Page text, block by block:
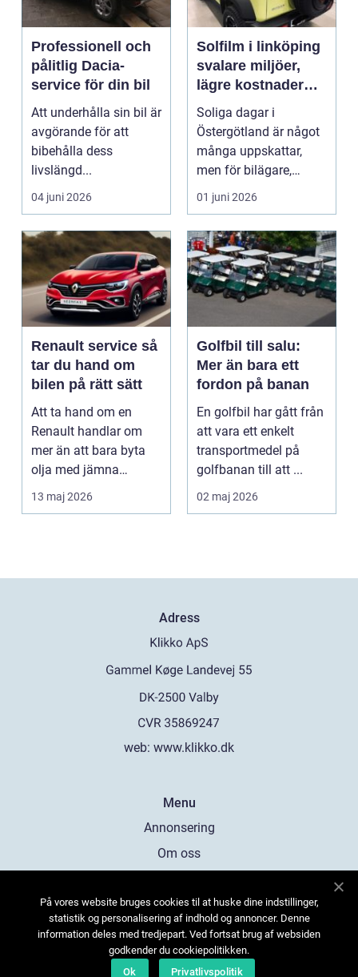
Professionell och
pålitlig Dacia-
service för din bil
Att underhålla sin bil är
avgörande för att
bibehålla dess
livslängd...
04 juni 2026
Solfilm i linköping
svalare miljöer,
lägre kostnader
och bättre komfort
Soliga dagar i
Östergötland är något
många uppskattar,
men för bilägare,
båtägare och
fastighetsförv...
01 juni 2026
Renault service så
tar du hand om
bilen på rätt sätt
Att ta hand om en
Renault handlar om
mer än att bara byta
olja med jämna
mellanrum. För många
biläga...
13 maj 2026
Golfbil till salu:
Mer än bara ett
fordon på banan
En golfbil har gått från
att vara ett enkelt
transportmedel på
golfbanan till att ...
02 maj 2026
Adress
web: www.klikko.dk
Menu
Annonsering
Om oss
Kontakta oss
Sitemap
På vores website bruges cookies til at huske dine indstillinger,
statistik og personalisering af indhold og annoncer. Denne
information deles med tredjepart. Ved fortsat brug af websiden
godkender du cookiepolitikken.
Ok
Privatlivspolitik